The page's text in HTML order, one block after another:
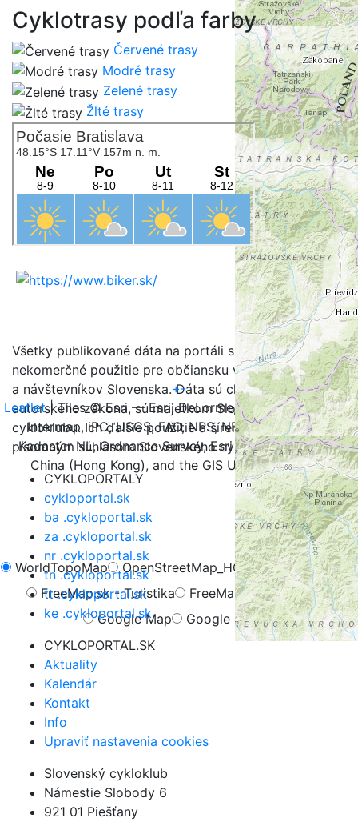
WorldTopoMap OpenStreetMap_HOT
OpenCycleMap
FreeMap.sk - Turistika
FreeMap.sk - Cyklistika
Google Map
Google Hybrid
+-
Leaflet| Tiles © Esri — Esri, DeLorme, NAVTEQ, TomTom,
Intermap, iPC, USGS, FAO, NPS, NRCAN, GeoBase,
Kadaster NL, Ordnance Survey, Esri Japan, METI, Esri
China (Hong Kong), and the GIS User Community
Cyklotrasy podľa farby
Červené trasy
Modré trasy
Zelené trasy
Žlté trasy
Všetky publikované dáta na portáli sú určené na
nekomerčné použitie pre občiansku verejnosť, turistov
a návštevníkov Slovenska. Dáta sú chránené v zmysle
autorského zákona, sú majetkom Slovenského
cykloklubu. Ich ďalšie použitie a šírenie je možné iba s
písomným súhlasom Slovenského cykloklubu.
CYKLOPORTALY
cykloportal.sk
ba .cykloportal.sk
za .cykloportal.sk
nr .cykloportal.sk
tn .cykloportal.sk
tt .cykloportal.sk
ke .cykloportal.sk
CYKLOPORTAL.SK
Aktuality
Kalendár
Kontakt
Info
Upraviť nastavenia cookies
Slovenský cykloklub
Námestie Slobody 6
921 01 Piešťany